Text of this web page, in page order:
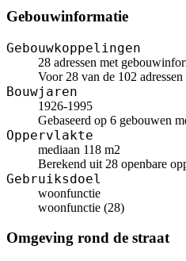
Gebouwinformatie
Gebouwkoppelingen
28 adressen met
Voor 28 van de 102
Bouwjaren
1926-1995
Gebaseerd op 6 gebouwen
Oppervlakte
mediaan 118 m2
Berekend uit 28 openbare
Gebruiksdoel
woonfunctie
woonfunctie (28)
Omgeving rond de straat